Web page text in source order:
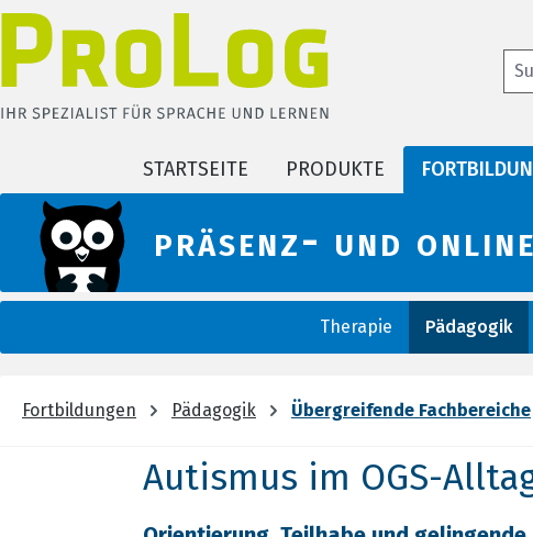
Hauptinhalt springen
Zur Suche springen
Zur Hauptnavigation springen
STARTSEITE PRODUKTE
präsenz- und
Therapie Pädagogik
Fortbildungen Pädagogik Übergreifende Fachbereiche
Autismus im OGS-